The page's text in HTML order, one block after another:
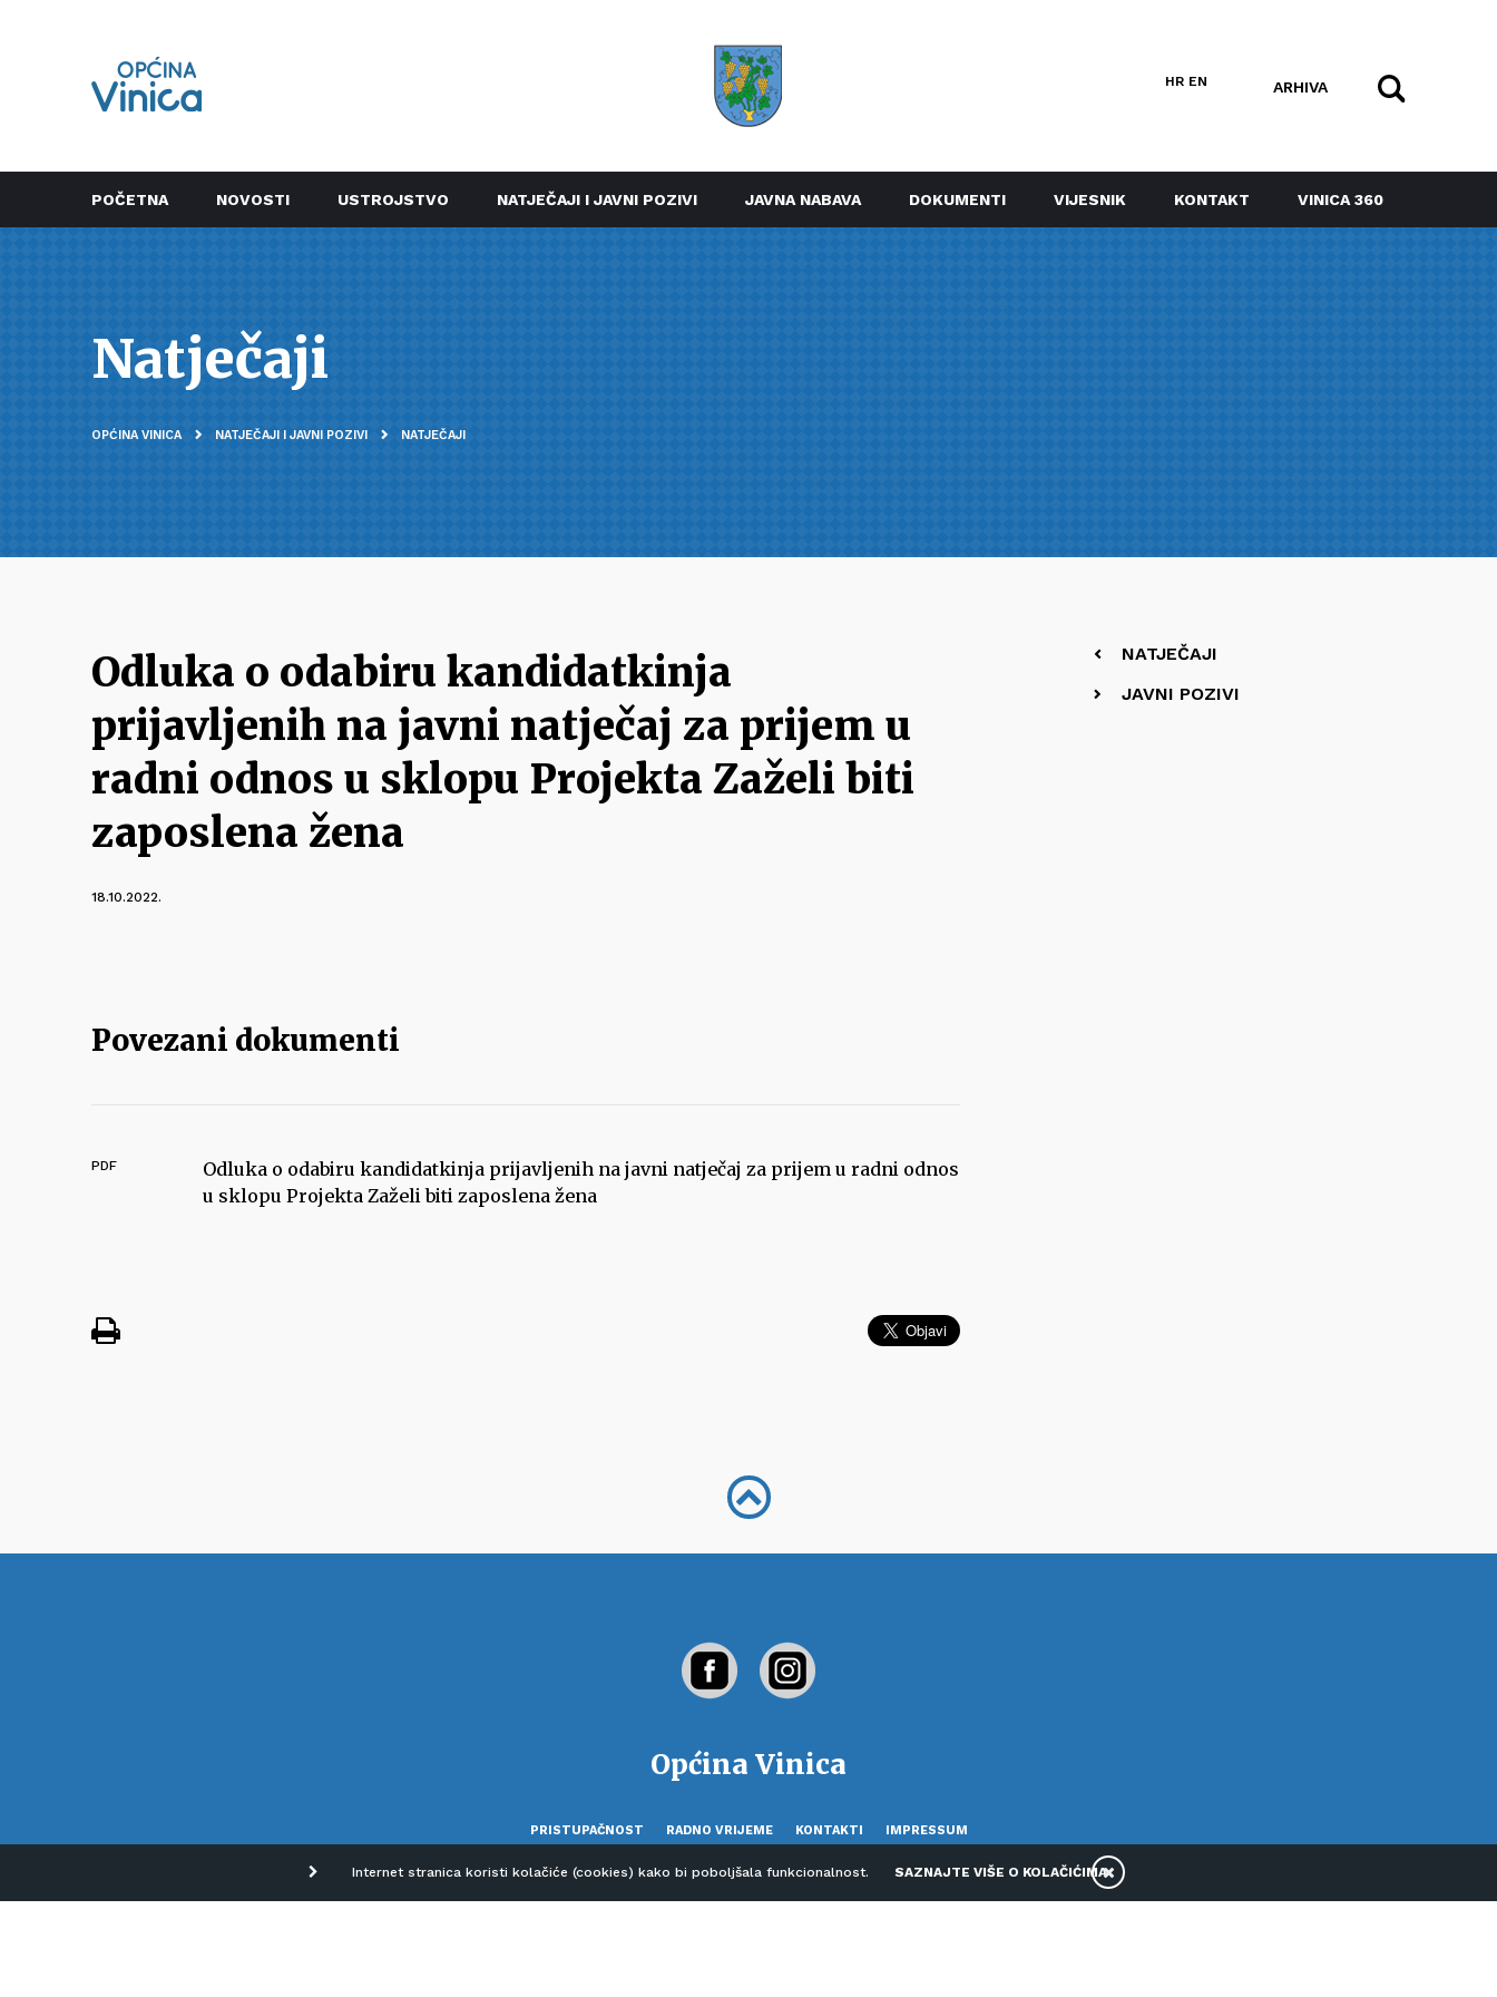
HR EN ARHIVA
POČETNA NOVOSTI USTROJSTVO NATJEČAJI I JAVNI POZIVI JAVNA NABAVA DOKUMENTI VIJESNIK KONTAKT VINICA 360
Natječaji
OPĆINA VINICA NATJEČAJI I JAVNI POZIVI NATJEČAJI
Odluka o odabiru kandidatkinja
prijavljenih na javni natječaj za prijem u
radni odnos u sklopu Projekta Zaželi biti
zaposlena žena
18.10.2022.
Povezani dokumenti
PDF
Odluka o odabiru kandidatkinja prijavljenih na javni natječaj za prijem u radni odnos
u sklopu Projekta Zaželi biti zaposlena žena
NATJEČAJI
JAVNI POZIVI
Općina Vinica
PRISTUPAČNOST RADNO VRIJEME KONTAKTI IMPRESSUM
Internet stranica koristi kolačiće (cookies) kako bi poboljšala funkcionalnost. SAZNAJTE VIŠE O KOLAČIĆIMA